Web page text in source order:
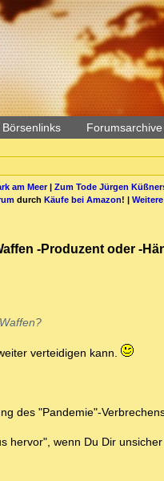
Forumsarchive
am Meer| Zum Tode Jürgen
durch Käufe bei Amazon! |
-Produzent oder -
verteidigen kann.
des "Pandemie"-
hervor", wenn Du Dir